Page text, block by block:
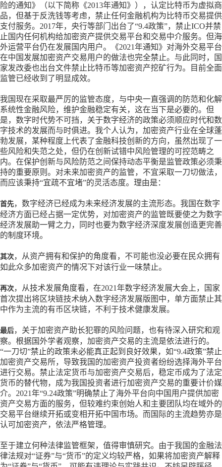
险的通知》（以下简称《2013年通知》），认定比特币为虚拟商
品，但基于反洗钱等考虑，禁止任何金融机构为比特币交易提供
支付服务。2017年，央行等部门出台了“9.4政策”，禁止ICO并禁
止国内任何机构给加密资产提供交易平台和交易中介服务。但海
外运营平台仍在发展国内用户。《2021年通知》对海外交易平台
在中国发展加密资产交易用户的做法也完全禁止。与此同时，国
家发改委也出台文件禁止比特币等加密资产挖矿行为。目前全面
监管已经收到了明显成效。
我国现在采取最严厉的监管态度，与中央一直强调的防范和化解
系统性金融风险，维护金融稳定有关，这在当下是必要的。但
是，数字时代势不可挡，关于数字经济的政策必须顺应时代和数
字技术的发展而与时俱进。我个人认为，加密资产行业在全球蓬
勃发展，某种程度上代表了金融科技创新的方向，虽然出现了一
些风险和失范之处，但仍在创新试错中风险管理的可控范畴之
内。在保护创新与风险防范之间保持动态平衡是监管政策必须秉
持的重要原则。对未来加密资产的监管，不宜采取一刀切做法，
而应该秉持“宜疏不宜堵”的灵活态度。理由是：
首先，数字经济已经成为未来经济发展的主流形态。我国在数字
经济方面已经占据一定优势，对加密资产的监管既要使之为数字
经济发展助一臂之力，同时也要为数字经济深度发展创造更完善
的制度环境。
其次，从资产拥有和保护的角度看，不可能也没必要在民众拥有
如此众多加密资产的情况下对该行业一味禁止。
再次，从技术发展角度看，在2021年数字经济发展大会上，国家
首次提出将区块链技术纳入数字经济发展版图中，单方面禁止其
中作为主流的有币区块链，不利于技术健康发展。
最后，关于加密资产助长犯罪的风险问题，也有待深入研究和观
察。根据国外学者观察，加密资产交易的主流是依法进行的。
“一刀切”禁止的政策未必能真正起到良好效果，如“9.4政策”禁止
加密资产交易所，导致我国的加密资产投资者纷纷选择海外平台
进行交易。禁止法定货币与加密资产交易后，稳定币成为了法定
货币的替代物，成为我国投资者进行加密资产交易的重要计价媒
介。2021年“9.24政策”明确禁止了海外平台向中国用户提供加密
资产交易方面的服务，但较难约束创始人和主要团队均在域外的
交易平台继续开拓或变相开拓中国市场。而国际的主流趋势亦是
认可加密资产，依法严格管理。
至于建立何种法律监管框架，值得审慎研究。由于我国的金融法
律法规对“证券”与“货币”的定义均较严格，如果将加密资产解释